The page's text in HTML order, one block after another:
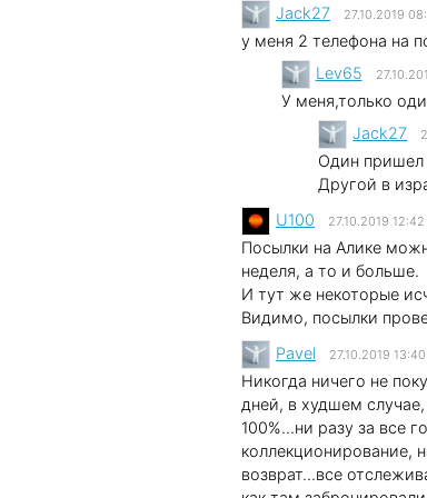
Jack27 27.10.2019
у меня 2 телефона на
Lev65
У меня,только
Jack27
Один пришел
Другой в
U100 27.10.2019 12:42
Посылки на Алике
неделя, а то и больше.
И тут же некоторые
Видимо, посылки
Pavel 27.10.2019 13:40
Никогда ничего не
дней, в худшем
100%...ни разу за все
коллекционирование,
возврат...все